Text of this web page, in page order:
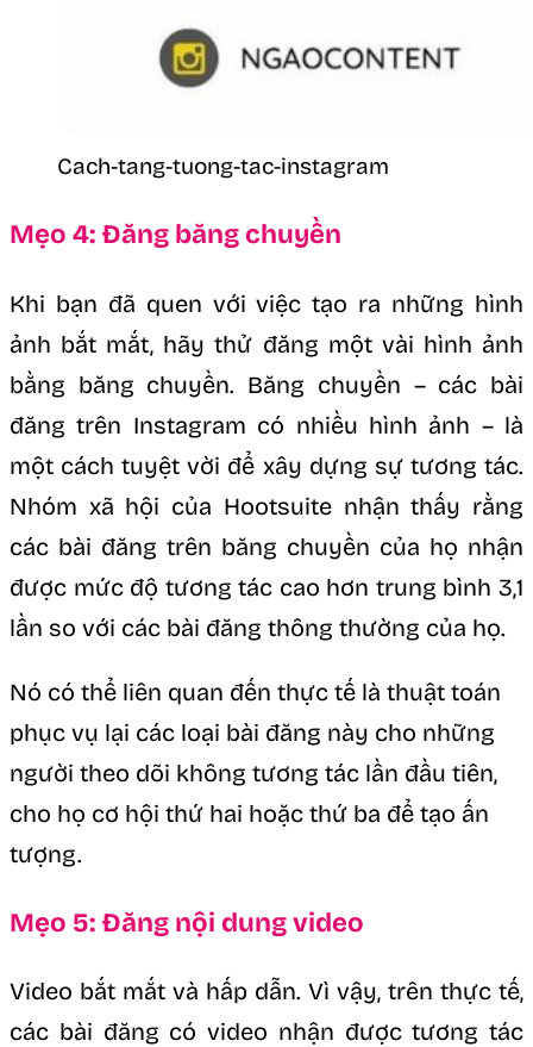
Cach-tang-tuong-tac-instagram
Mẹo 4: Đăng băng chuyền
Khi bạn đã quen với việc tạo ra những hình
ảnh bắt mắt, hãy thử đăng một vài hình ảnh
bằng băng chuyền. Băng chuyền – các bài
đăng trên Instagram có nhiều hình ảnh – là
một cách tuyệt vời để xây dựng sự tương tác.
Nhóm xã hội của Hootsuite nhận thấy rằng
các bài đăng trên băng chuyền của họ nhận
được mức độ tương tác cao hơn trung bình 3,1
lần so với các bài đăng thông thường của họ.
Nó có thể liên quan đến thực tế là thuật toán
phục vụ lại các loại bài đăng này cho những
người theo dõi không tương tác lần đầu tiên,
cho họ cơ hội thứ hai hoặc thứ ba để tạo ấn
tượng.
Mẹo 5: Đăng nội dung video
Video bắt mắt và hấp dẫn. Vì vậy, trên thực tế,
các bài đăng có video nhận được tương tác